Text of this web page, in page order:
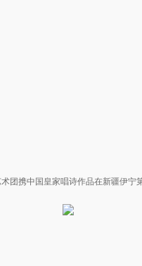
团携中国皇家唱诗作品在新疆伊宁